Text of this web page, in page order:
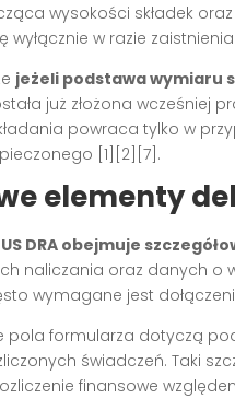
wysokości składek
wyłącznie w razie
jeżeli podstawa wymiaru
już złożona wcześniej
powraca tylko w
[1][2][7] .
elementy
DRA obejmuje
naliczania oraz danych o
wymagane jest
pola formularza dotyczą
świadczeń. Taki
finansowe